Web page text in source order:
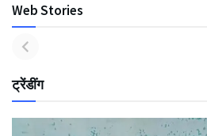
Web Stories
ट्रेंडींग